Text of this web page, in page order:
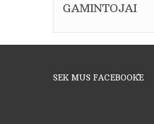
GAMINTOJAI
SEK MUS FACEBOOK`E